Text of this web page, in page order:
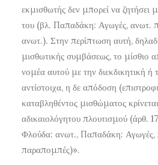
εκμισθωτής δεν μπορεί να ζητήσει
του (βλ. Παπαδάκη: Αγωγές,
ανωτ.). Στην περίπτωση αυτή,
μισθωτικής συμβάσεως, το μίσθιο
νομέα αυτού με την διεκδικητική
αντίστοιχα, η δε απόδοση
καταβληθέντος μισθώματος
αδικαιολόγητου πλουτισμού (άρθ.
Φλούδα: ανωτ., Παπαδάκη: Αγωγές,
παραπομπές)».